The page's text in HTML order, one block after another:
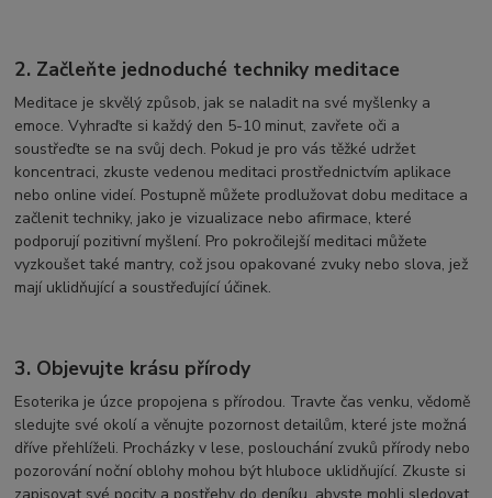
2. Začleňte jednoduché techniky meditace
Meditace je skvělý způsob, jak se naladit na své myšlenky a
emoce. Vyhraďte si každý den 5-10 minut, zavřete oči a
soustřeďte se na svůj dech. Pokud je pro vás těžké udržet
koncentraci, zkuste vedenou meditaci prostřednictvím aplikace
nebo online videí. Postupně můžete prodlužovat dobu meditace a
začlenit techniky, jako je vizualizace nebo afirmace, které
podporují pozitivní myšlení. Pro pokročilejší meditaci můžete
vyzkoušet také mantry, což jsou opakované zvuky nebo slova, jež
mají uklidňující a soustřeďující účinek.
3. Objevujte krásu přírody
Esoterika je úzce propojena s přírodou. Travte čas venku, vědomě
sledujte své okolí a věnujte pozornost detailům, které jste možná
dříve přehlíželi. Procházky v lese, poslouchání zvuků přírody nebo
pozorování noční oblohy mohou být hluboce uklidňující. Zkuste si